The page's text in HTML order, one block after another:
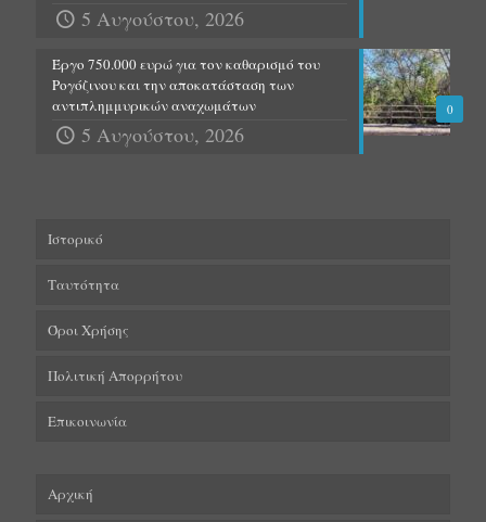
5 Αυγούστου, 2026
0
Έργο 750.000 ευρώ για τον καθαρισμό του
Ρογόζινου και την αποκατάσταση των
αντιπλημμυρικών αναχωμάτων
5 Αυγούστου, 2026
Ιστορικό
Ταυτότητα
Όροι Χρήσης
Πολιτική Απορρήτου
Επικοινωνία
Αρχική